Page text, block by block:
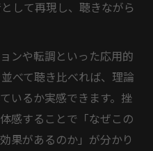
して再現し、聴きながら
ンや転調といった応用的
べて聴き比べれば、理論
いるか実感できます。挫
感することで「なぜこの
果があるのか」が分かり